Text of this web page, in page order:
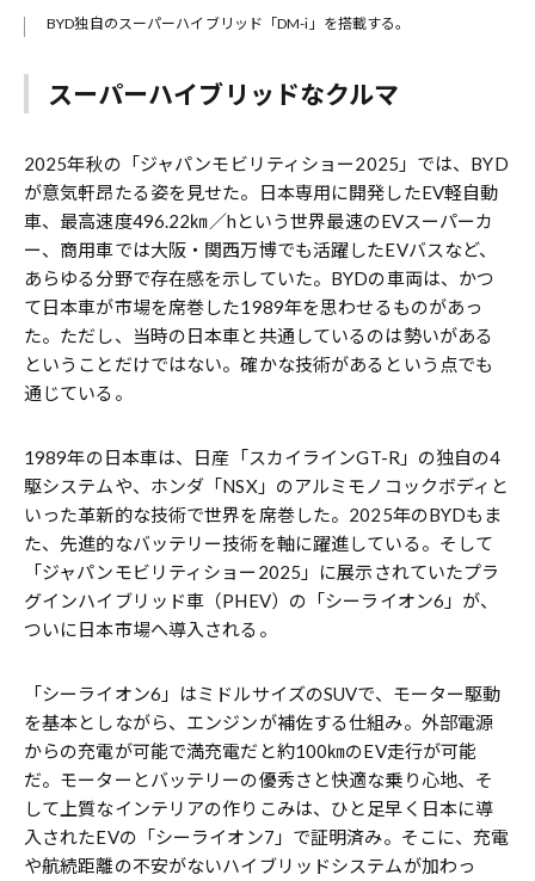
BYD独自のスーパーハイブリッド「DM-i」を搭載する。
スーパーハイブリッドなクルマ
2025年秋の「ジャパンモビリティショー2025」では、BYD
が意気軒昂たる姿を見せた。日本専用に開発したEV軽自動
車、最高速度496.22㎞／hという世界最速のEVスーパーカ
ー、商用車では大阪・関西万博でも活躍したEVバスなど、
あらゆる分野で存在感を示していた。BYDの車両は、かつ
て日本車が市場を席巻した1989年を思わせるものがあっ
た。ただし、当時の日本車と共通しているのは勢いがある
ということだけではない。確かな技術があるという点でも
通じている。
1989年の日本車は、日産「スカイラインGT-R」の独自の4
駆システムや、ホンダ「NSX」のアルミモノコックボディと
いった革新的な技術で世界を席巻した。2025年のBYDもま
た、先進的なバッテリー技術を軸に躍進している。そして
「ジャパンモビリティショー2025」に展示されていたプラ
グインハイブリッド車（PHEV）の「シーライオン6」が、
ついに日本市場へ導入される。
「シーライオン6」はミドルサイズのSUVで、モーター駆動
を基本としながら、エンジンが補佐する仕組み。外部電源
からの充電が可能で満充電だと約100㎞のEV走行が可能
だ。モーターとバッテリーの優秀さと快適な乗り心地、そ
して上質なインテリアの作りこみは、ひと足早く日本に導
入されたEVの「シーライオン7」で証明済み。そこに、充電
や航続距離の不安がないハイブリッドシステムが加わっ